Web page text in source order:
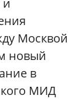
Москвой
новый
в
МИД